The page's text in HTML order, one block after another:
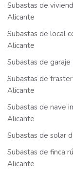
Subastas de
Alicante
Subastas de local
Alicante
Subastas de
Subastas de
Alicante
Subastas de nave
Alicante
Subastas de solar
Subastas de finca
Alicante